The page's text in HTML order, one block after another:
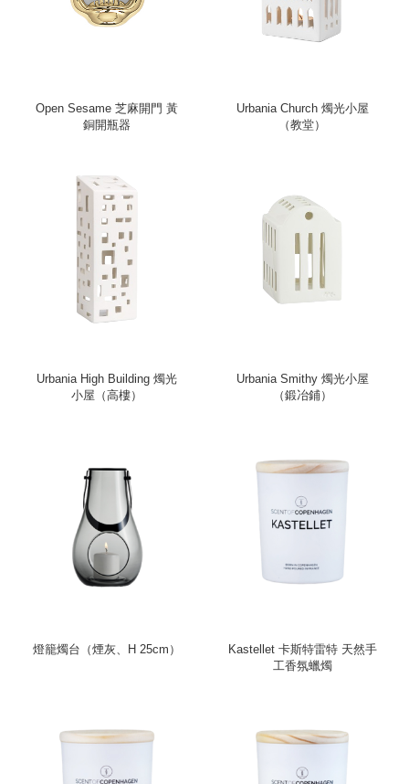
Open Sesame 芝麻開門 黃
銅開瓶器
Urbania Church 燭光小屋
（教堂）
Urbania High Building 燭光
小屋（高樓）
Urbania Smithy 燭光小屋
（鍛冶鋪）
燈籠燭台（煙灰、H 25cm）
Kastellet 卡斯特雷特 天然手
工香氛蠟燭